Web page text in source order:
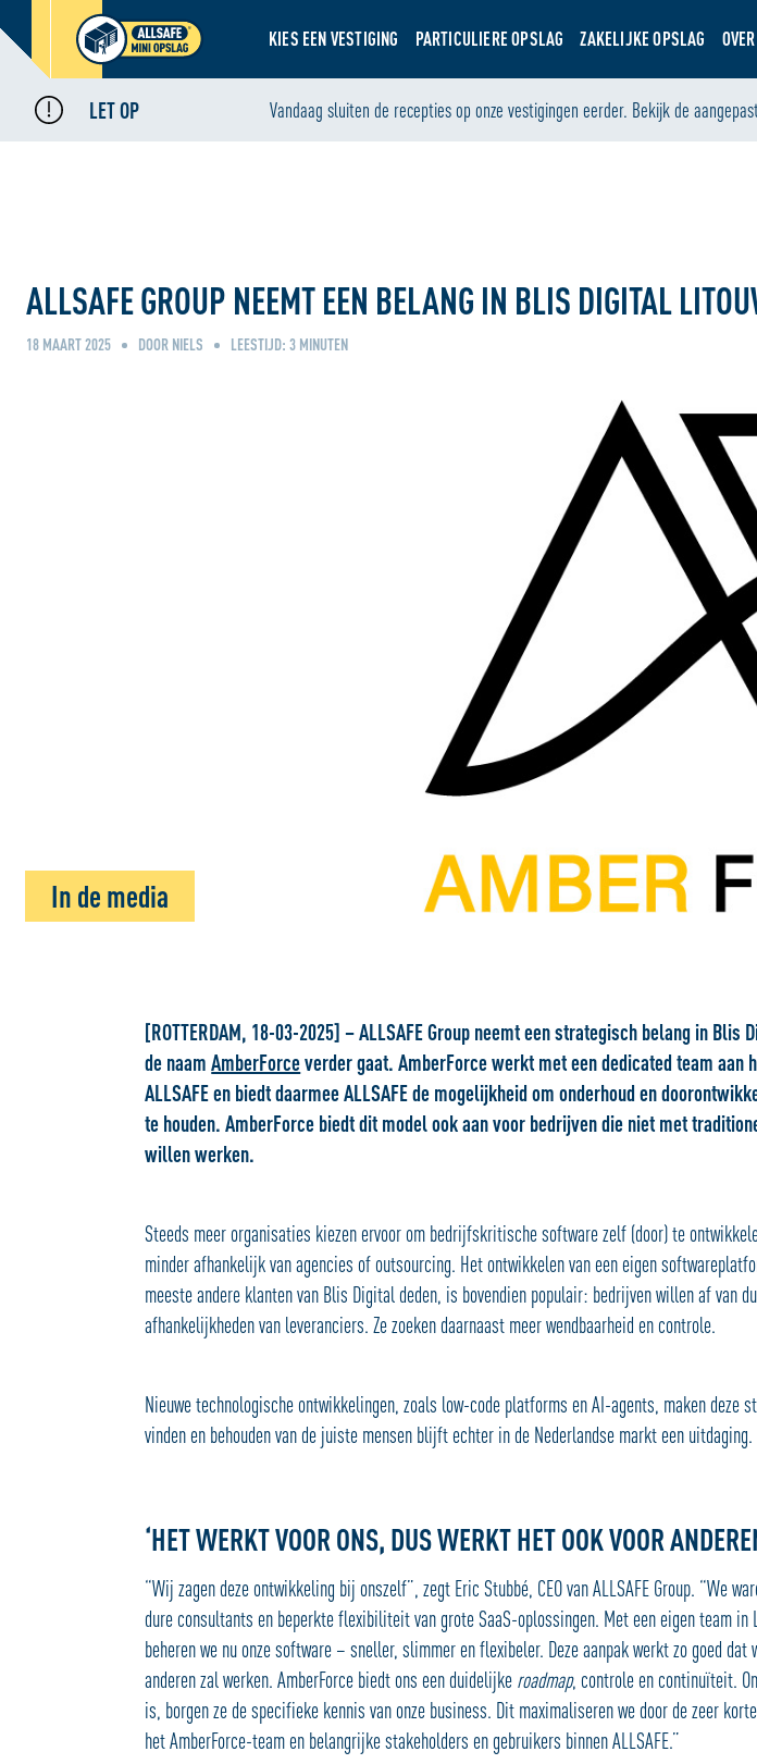
KIES EEN VESTIGING PARTICULIERE OPSLAG ZAKELIJKE OPSLAG
LET OP Vandaag sluiten de recepties op onze vestigingen eerder. Bekijk de
Home Nieuws • ALLSAFE Group neemt een belang in Blis Digital Litouwen en hernoemt het naar AmberForce
ALLSAFE GROUP NEEMT EEN BELANG IN BLIS DIGITAL
18 MAART 2025 DOOR NIELS LEESTIJD: 3 MINUTEN
In de media
[ROTTERDAM, 18-03-2025] – ALLSAFE Group neemt een strategisch belang in Blis
de naamAmberForceverder gaat. AmberForce werkt met een dedicated team
ALLSAFE en biedt daarmee ALLSAFE de mogelijkheid om onderhoud en
te houden. AmberForce biedt dit model ook aan voor bedrijven die niet met
willen werken.
Steeds meer organisaties kiezen ervoor om bedrijfskritische software zelf (door) te
minder afhankelijk van agencies of outsourcing. Het ontwikkelen van een eigen
meeste andere klanten van Blis Digital deden, is bovendien populair: bedrijven willen af van
afhankelijkheden van leveranciers. Ze zoeken daarnaast meer wendbaarheid en controle.
Nieuwe technologische ontwikkelingen, zoals low-code platforms en AI-agents, maken deze
vinden en behouden van de juiste mensen blijft echter in de Nederlandse markt een uitdaging.
‘HET WERKT VOOR ONS, DUS WERKT HET OOK VOOR
“Wij zagen deze ontwikkeling bij onszelf”, zegt Eric Stubbé, CEO van ALLSAFE Group. “We
dure consultants en beperkte flexibiliteit van grote SaaS-oplossingen. Met een eigen team in
beheren we nu onze software – sneller, slimmer en flexibeler. Deze aanpak werkt zo goed dat
anderen zal werken. AmberForce biedt ons een duidelijke roadmap, controle en continuïteit.
is, borgen ze de specifieke kennis van onze business. Dit maximaliseren we door de zeer
het AmberForce-team en belangrijke stakeholders en gebruikers binnen ALLSAFE.”